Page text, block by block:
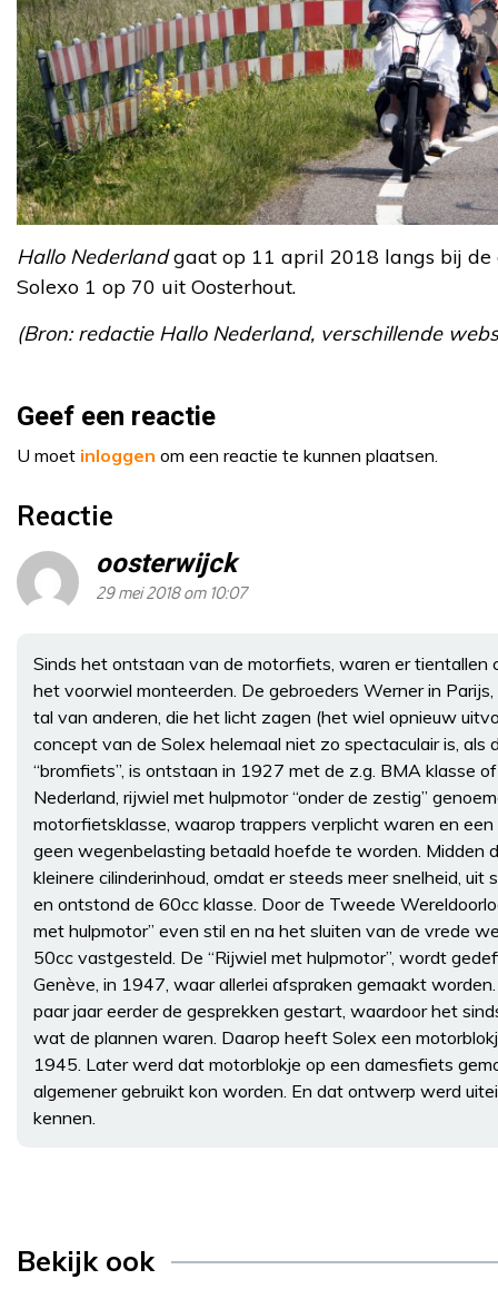
Hallo Nederlandgaat op 11 april 2018 langs bij de
Solexo 1 op 70 uit Oosterhout.
(Bron: redactie Hallo Nederland, verschillende
Geef een reactie
U moet inloggen om een reactie te kunnen plaatsen.
Reactie
oosterwijck
29 mei 2018 om 10:07
Sinds het ontstaan van de motorfiets, waren er tientallen
het voorwiel monteerden. De gebroeders Werner in
tal van anderen, die het licht zagen (het wiel opnieuw
concept van de Solex helemaal niet zo spectaculair is, als
“bromfiets”, is ontstaan in 1927 met de z.g. BMA klasse
Nederland, rijwiel met hulpmotor “onder de zestig”
motorfietsklasse, waarop trappers verplicht waren en
geen wegenbelasting betaald hoefde te worden. Midden
kleinere cilinderinhoud, omdat er steeds meer snelheid,
en ontstond de 60cc klasse. Door de Tweede
met hulpmotor” even stil en na het sluiten van de vrede
50cc vastgesteld. De “Rijwiel met hulpmotor”, wordt
Genève, in 1947, waar allerlei afspraken gemaakt
paar jaar eerder de gesprekken gestart, waardoor het
wat de plannen waren. Daarop heeft Solex een
1945. Later werd dat motorblokje op een damesfiets
algemener gebruikt kon worden. En dat ontwerp werd
kennen.
Bekijk ook